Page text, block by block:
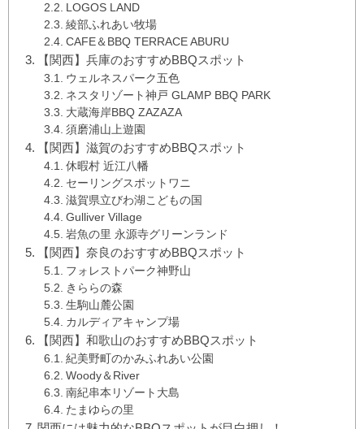
LOGOS LAND
綾部ふれあい牧場
CAFE＆BBQ TERRACE ABURU
【関西】兵庫のおすすめBBQスポット
ウェルネスパーク五色
ネスタリゾート神戸 GLAMP BBQ PARK
大蔵海岸BBQ ZAZAZA
須磨浦山上遊園
【関西】滋賀のおすすめBBQスポット
休暇村 近江八幡
セーリングスポットワニ
滋賀県立びわ湖こどもの国
Gulliver Village
岩魚の里 永源寺グリーンランド
【関西】奈良のおすすめBBQスポット
フォレストパーク神野山
きららの森
​​生駒山麓公園
​​カルディアキャンプ場
​​【関西】和歌山のおすすめBBQスポット
紀美野町のかみふれあい公園
​​Woody＆River
​​南紀串本リゾート大島
たまゆらの里